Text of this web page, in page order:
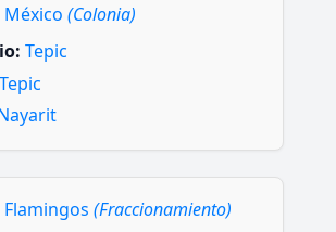
México (Colonia)
Tepic
Tepic
Flamingos (Fraccionamiento)